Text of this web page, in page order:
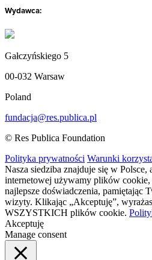
Wydawca:
Gałczyńskiego 5
00-032 Warsaw
Poland
fundacja@res.publica.pl
© Res Publica Foundation
Polityka prywatności Warunki
Nasza siedziba znajduje się w Polsce,
internetowej używamy plików
najlepsze doświadczenia, pamiętając
wizyty. Klikając „Akceptuję”,
WSZYSTKICH plików cookie.
Akceptuję
Manage consent